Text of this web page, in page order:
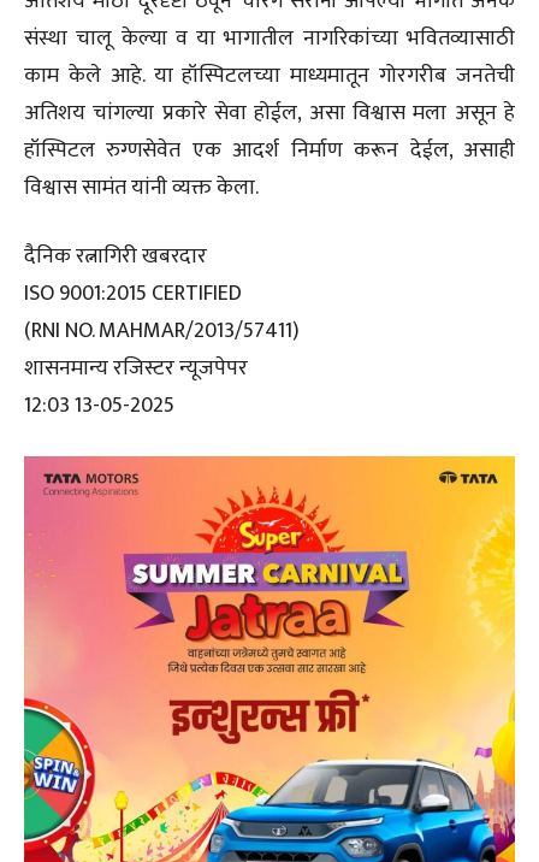
संस्था चालू केल्या व या भागातील नागरिकांच्या भवितव्यासाठी
काम केले आहे. या हॉस्पिटलच्या माध्यमातून गोरगरीब जनतेची
अतिशय चांगल्या प्रकारे सेवा होईल, असा विश्वास मला असून हे
हॉस्पिटल रुग्णसेवेत एक आदर्श निर्माण करून देईल, असाही
विश्वास सामंत यांनी व्यक्त केला.
दैनिक रत्नागिरी खबरदार
ISO 9001:2015 CERTIFIED
(RNI NO. MAHMAR/2013/57411)
शासनमान्य रजिस्टर न्यूजपेपर
12:03 13-05-2025